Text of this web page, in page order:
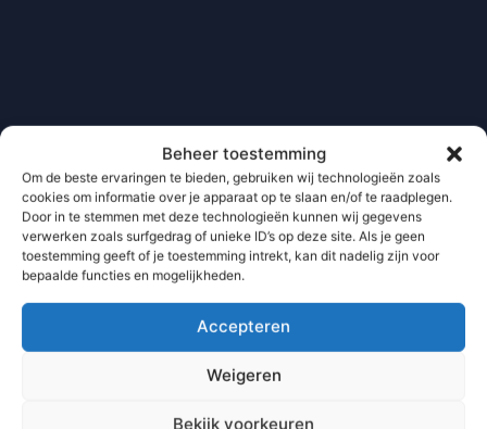
Beheer toestemming
Om de beste ervaringen te bieden, gebruiken wij technologieën zoals
cookies om informatie over je apparaat op te slaan en/of te raadplegen.
Door in te stemmen met deze technologieën kunnen wij gegevens
verwerken zoals surfgedrag of unieke ID’s op deze site. Als je geen
toestemming geeft of je toestemming intrekt, kan dit nadelig zijn voor
bepaalde functies en mogelijkheden.
Accepteren
Weigeren
Bekijk voorkeuren